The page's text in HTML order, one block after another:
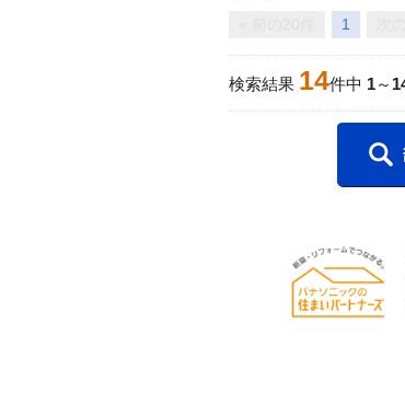
1
検索結果 14件中 1～